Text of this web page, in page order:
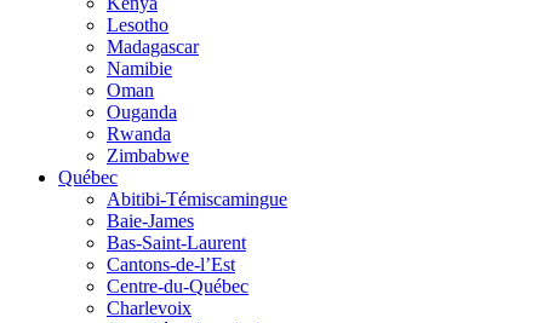
Lesotho
Madagascar
Namibie
Oman
Ouganda
Rwanda
Zimbabwe
Québec
Abitibi-Témiscamingue
Baie-James
Bas-Saint-Laurent
Cantons-de-l’Est
Centre-du-Québec
Charlevoix